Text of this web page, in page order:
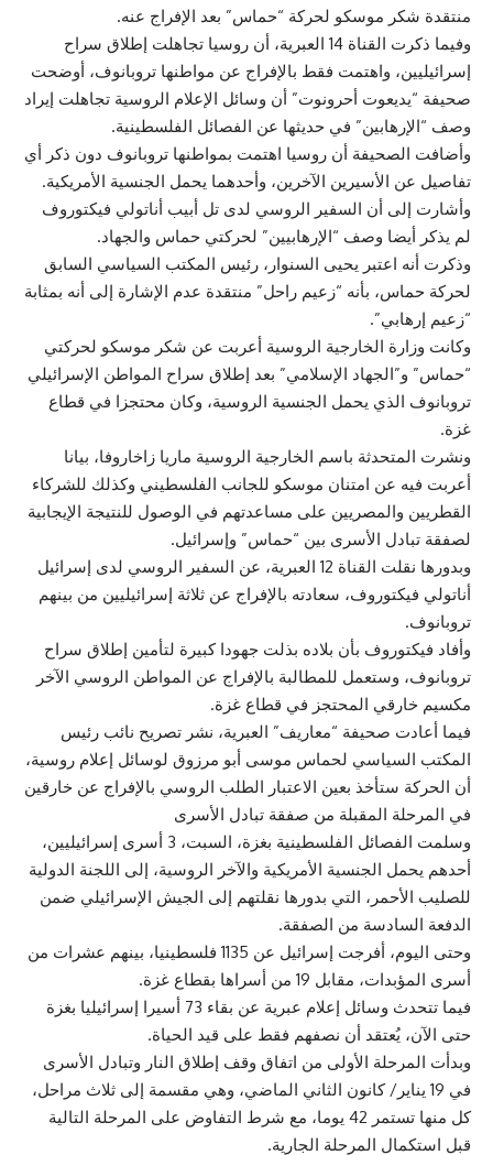
منتقدة شكر موسكو لحركة “حماس” بعد الإفراج عنه.
وفيما ذكرت القناة 14 العبرية، أن روسيا تجاهلت إطلاق سراح
إسرائيليين، واهتمت فقط بالإفراج عن مواطنها تروبانوف، أوضحت
صحيفة “يديعوت أحرونوت” أن وسائل الإعلام الروسية تجاهلت إيراد
وصف “الإرهابين” في حديثها عن الفصائل الفلسطينية.
وأضافت الصحيفة أن روسيا اهتمت بمواطنها تروبانوف دون ذكر أي
تفاصيل عن الأسيرين الآخرين، وأحدهما يحمل الجنسية الأمريكية.
وأشارت إلى أن السفير الروسي لدى تل أبيب أناتولي فيكتوروف
لم يذكر أيضا وصف “الإرهابيين” لحركتي حماس والجهاد.
وذكرت أنه اعتبر يحيى السنوار، رئيس المكتب السياسي السابق
لحركة حماس، بأنه “زعيم راحل” منتقدة عدم الإشارة إلى أنه بمثابة
“زعيم إرهابي”.
وكانت وزارة الخارجية الروسية أعربت عن شكر موسكو لحركتي
“حماس” و”الجهاد الإسلامي” بعد إطلاق سراح المواطن الإسرائيلي
تروبانوف الذي يحمل الجنسية الروسية، وكان محتجزا في قطاع
غزة.
ونشرت المتحدثة باسم الخارجية الروسية ماريا زاخاروفا، بيانا
أعربت فيه عن امتنان موسكو للجانب الفلسطيني وكذلك للشركاء
القطريين والمصريين على مساعدتهم في الوصول للنتيجة الإيجابية
لصفقة تبادل الأسرى بين “حماس” وإسرائيل.
وبدورها نقلت القناة 12 العبرية، عن السفير الروسي لدى إسرائيل
أناتولي فيكتوروف، سعادته بالإفراج عن ثلاثة إسرائيليين من بينهم
تروبانوف.
وأفاد فيكتوروف بأن بلاده بذلت جهودا كبيرة لتأمين إطلاق سراح
تروبانوف، وستعمل للمطالبة بالإفراج عن المواطن الروسي الآخر
مكسيم خارقي المحتجز في قطاع غزة.
فيما أعادت صحيفة “معاريف” العبرية، نشر تصريح نائب رئيس
المكتب السياسي لحماس موسى أبو مرزوق لوسائل إعلام روسية،
أن الحركة ستأخذ بعين الاعتبار الطلب الروسي بالإفراج عن خارقين
في المرحلة المقبلة من صفقة تبادل الأسرى
وسلمت الفصائل الفلسطينية بغزة، السبت، 3 أسرى إسرائيليين،
أحدهم يحمل الجنسية الأمريكية والآخر الروسية، إلى اللجنة الدولية
للصليب الأحمر، التي بدورها نقلتهم إلى الجيش الإسرائيلي ضمن
الدفعة السادسة من الصفقة.
وحتى اليوم، أفرجت إسرائيل عن 1135 فلسطينيا، بينهم عشرات من
أسرى المؤبدات، مقابل 19 من أسراها بقطاع غزة.
فيما تتحدث وسائل إعلام عبرية عن بقاء 73 أسيرا إسرائيليا بغزة
حتى الآن، يُعتقد أن نصفهم فقط على قيد الحياة.
وبدأت المرحلة الأولى من اتفاق وقف إطلاق النار وتبادل الأسرى
في 19 يناير/ كانون الثاني الماضي، وهي مقسمة إلى ثلاث مراحل،
كل منها تستمر 42 يوما، مع شرط التفاوض على المرحلة التالية
قبل استكمال المرحلة الجارية.